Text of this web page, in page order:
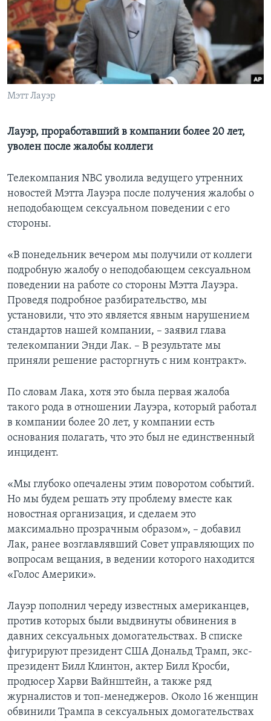
Learning English
СОЦИАЛЬНЫЕ СЕТИ
Мэтт Лауэр
Лауэр, проработавший в компании более 20 лет,
уволен после жалобы коллеги
Телекомпания NBC уволила ведущего утренних
новостей Мэтта Лауэра после получения жалобы о
неподобающем сексуальном поведении с его
стороны.
«В понедельник вечером мы получили от коллеги
подробную жалобу о неподобающем сексуальном
поведении на работе со стороны Мэтта Лауэра.
Проведя подробное разбирательство, мы
установили, что это является явным нарушением
стандартов нашей компании, – заявил глава
телекомпании Энди Лак. – В результате мы
приняли решение расторгнуть с ним контракт».
По словам Лака, хотя это была первая жалоба
такого рода в отношении Лауэра, который работал
в компании более 20 лет, у компании есть
основания полагать, что это был не единственный
инцидент.
«Мы глубоко опечалены этим поворотом событий.
Но мы будем решать эту проблему вместе как
новостная организация, и сделаем это
максимально прозрачным образом», – добавил
Лак, ранее возглавлявший Совет управляющих по
вопросам вещания, в ведении которого находится
«Голос Америки».
Лауэр пополнил череду известных американцев,
против которых были выдвинуты обвинения в
давних сексуальных домогательствах. В списке
фигурируют президент США Дональд Трамп, экс-
президент Билл Клинтон, актер Билл Кросби,
продюсер Харви Вайнштейн, а также ряд
журналистов и топ-менеджеров. Около 16 женщин
обвинили Трампа в сексуальных домогательствах